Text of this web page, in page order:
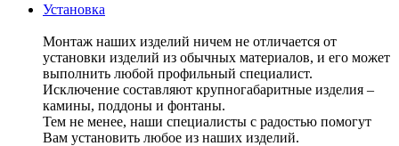
Установка
Монтаж наших изделий ничем не отличается от
установки изделий из обычных материалов, и его может
выполнить любой профильный специалист.
Исключение составляют крупногабаритные изделия –
камины, поддоны и фонтаны.
Тем не менее, наши специалисты с радостью помогут
Вам установить любое из наших изделий.